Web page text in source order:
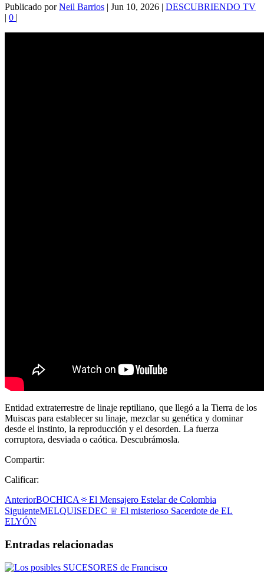
Publicado porNeil Barrios | Jun 10, 2026 | DESCUBRIENDO TV
| 0 |
Entidad extraterrestre de linaje reptiliano, que llegó a la Tierra de los
Muiscas para establecer su linaje, mezclar su genética y dominar
desde el instinto, la reproducción y el desorden. La fuerza
corruptora, desviada o caótica. Descubrámosla.
Compartir:
Calificar:
AnteriorBOCHICA🔅El Mensajero Estelar de Colombia
SiguienteMELQUISEDEC ♕ El misterioso Sacerdote de EL
ELYÓN
Entradas relacionadas